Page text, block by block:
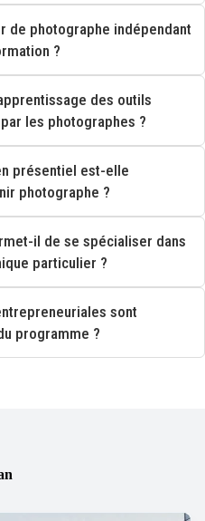
de photographe indépendant
?
des outils
les photographes ?
présentiel est-elle
photographe ?
il de se spécialiser dans
particulier ?
sont
programme ?